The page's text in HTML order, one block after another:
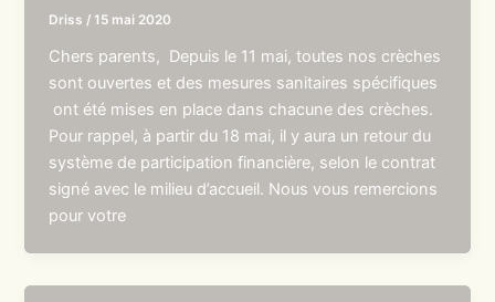
Driss /15 mai 2020
Chers parents, Depuis le 11 mai, toutes nos crèches
sont ouvertes et des mesures sanitaires spécifiques
ont été mises en place dans chacune des crèches.
Pour rappel, à partir du 18 mai, il y aura un retour du
système de participation financière, selon le contrat
signé avec le milieu d’accueil. Nous vous remercions
pour votre